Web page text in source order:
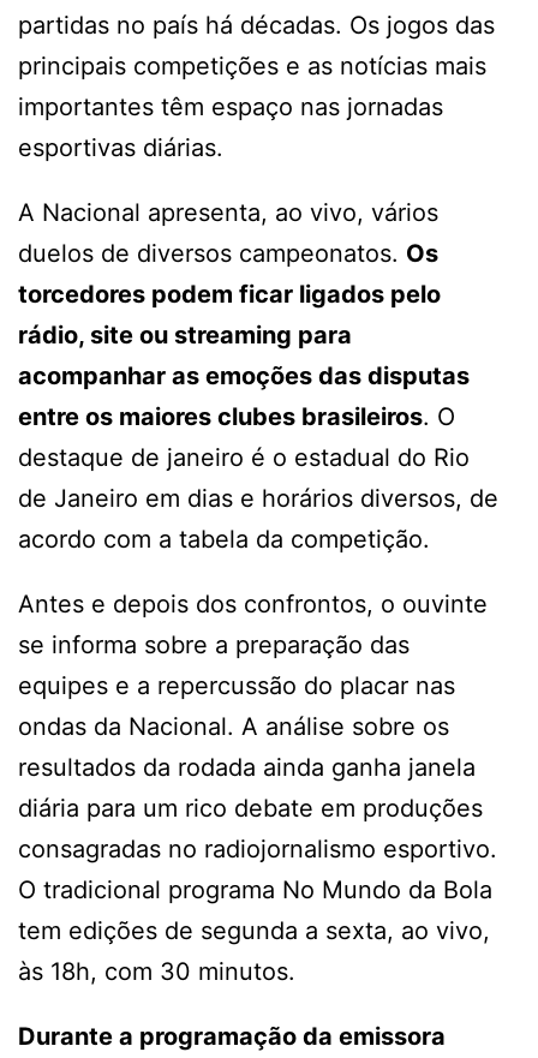
partidas no país há décadas. Os jogos das
principais competições e as notícias mais
importantes têm espaço nas jornadas
esportivas diárias.
A Nacional apresenta, ao vivo, vários
duelos de diversos campeonatos. Os
torcedores podem ficar ligados pelo
rádio, site ou streaming para
acompanhar as emoções das disputas
entre os maiores clubes brasileiros. O
destaque de janeiro é o estadual do Rio
de Janeiro em dias e horários diversos, de
acordo com a tabela da competição.
Antes e depois dos confrontos, o ouvinte
se informa sobre a preparação das
equipes e a repercussão do placar nas
ondas da Nacional. A análise sobre os
resultados da rodada ainda ganha janela
diária para um rico debate em produções
consagradas no radiojornalismo esportivo.
O tradicional programa No Mundo da Bola
tem edições de segunda a sexta, ao vivo,
às 18h, com 30 minutos.
Durante a programação da emissora